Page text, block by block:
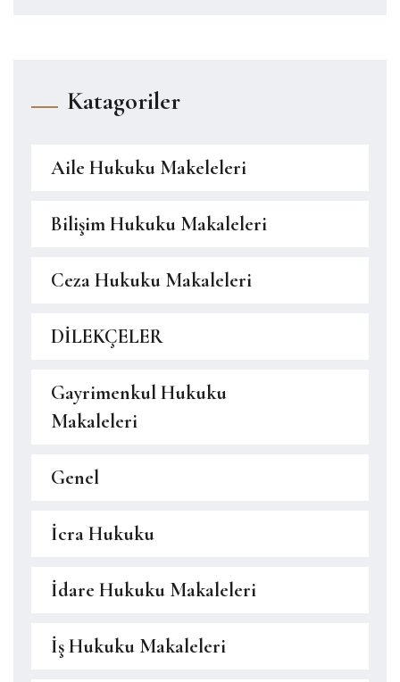
Katagoriler
Aile Hukuku Makeleleri
Bilişim Hukuku Makaleleri
Ceza Hukuku Makaleleri
DİLEKÇELER
Gayrimenkul Hukuku
Makaleleri
Genel
İcra Hukuku
İdare Hukuku Makaleleri
İş Hukuku Makaleleri